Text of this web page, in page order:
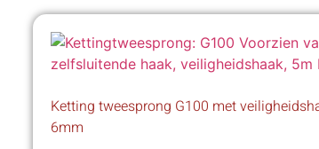
Ketting tweesprong G100 met
6mm